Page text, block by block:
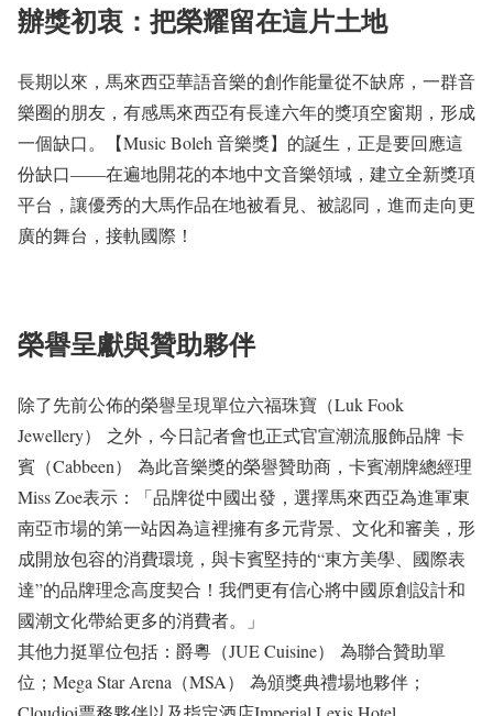
辦獎初衷：把榮耀留在這片土地
長期以來，馬來西亞華語音樂的創作能量從不缺席，一群音
樂圈的朋友，有感馬來西亞有長達六年的獎項空窗期，形成
一個缺口。【Music Boleh 音樂獎】的誕生，正是要回應這
份缺口——在遍地開花的本地中文音樂領域，建立全新獎項
平台，讓優秀的大馬作品在地被看見、被認同，進而走向更
廣的舞台，接軌國際！
榮譽呈獻與贊助夥伴
除了先前公佈的榮譽呈現單位六福珠寶（Luk Fook
Jewellery） 之外，今日記者會也正式官宣潮流服飾品牌 卡
賓（Cabbeen） 為此音樂獎的榮譽贊助商，卡賓潮牌總經理
Miss Zoe表示：「品牌從中國出發，選擇馬來西亞為進軍東
南亞市場的第一站因為這裡擁有多元背景、文化和審美，形
成開放包容的消費環境，與卡賓堅持的“東方美學、國際表
達”的品牌理念高度契合！我們更有信心將中國原創設計和
國潮文化帶給更多的消費者。」
其他力挺單位包括：爵粵（JUE Cuisine） 為聯合贊助單
位；Mega Star Arena（MSA） 為頒獎典禮場地夥伴；